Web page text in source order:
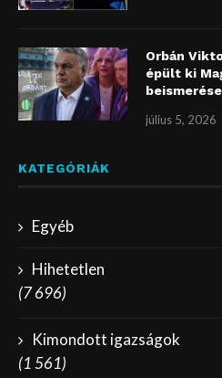
Orbán
épült ki
július 5, 2026
KATEGÓRIÁK
Egyéb
Hihetetlen
(7 696)
Kimondott igazságok
(1 561)